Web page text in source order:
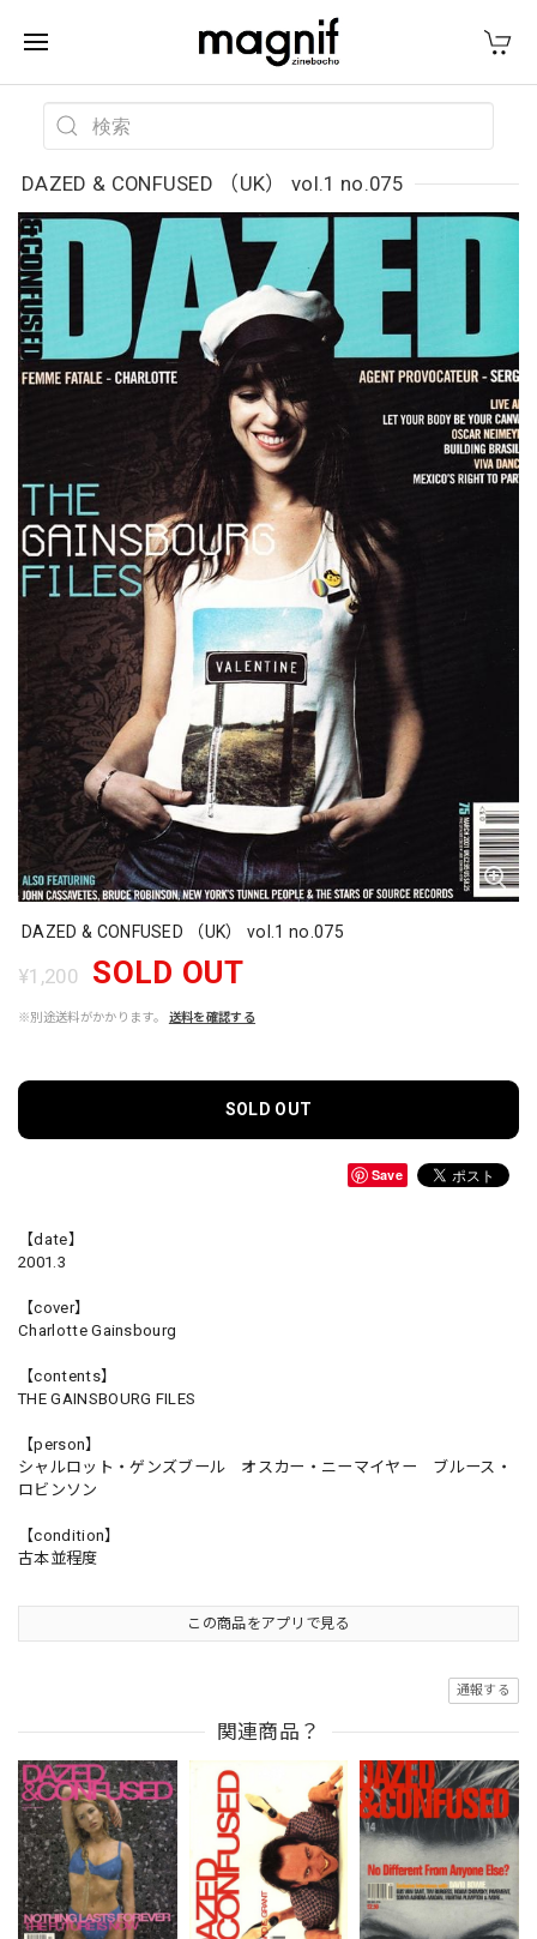
DAZED & CONFUSED （UK） vol.1 no.075
DAZED & CONFUSED （UK） vol.1 no.075
¥1,200 SOLD OUT
※別途送料がかかります。 送料を確認する
SOLD OUT
Save
【date】
2001.3
【cover】
Charlotte Gainsbourg
【contents】
THE GAINSBOURG FILES
【person】
シャルロット・ゲンズブール オスカー・ニーマイヤー ブルース・
ロビンソン
【condition】
古本並程度
この商品をアプリで見る
通報する
関連商品？